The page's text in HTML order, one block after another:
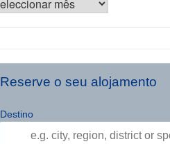
Reserve o seu alojamento
Destino